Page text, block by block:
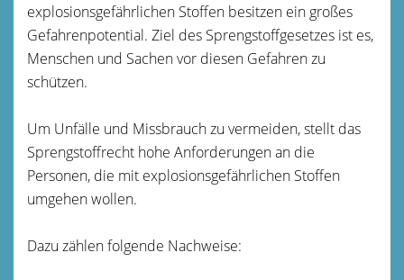
explosionsgefährlichen Stoffen besitzen ein großes
Gefahrenpotential. Ziel des Sprengstoffgesetzes ist es,
Menschen und Sachen vor diesen Gefahren zu
schützen.
Um Unfälle und Missbrauch zu vermeiden, stellt das
Sprengstoffrecht hohe Anforderungen an die
Personen, die mit explosionsgefährlichen Stoffen
umgehen wollen.
Dazu zählen folgende Nachweise: